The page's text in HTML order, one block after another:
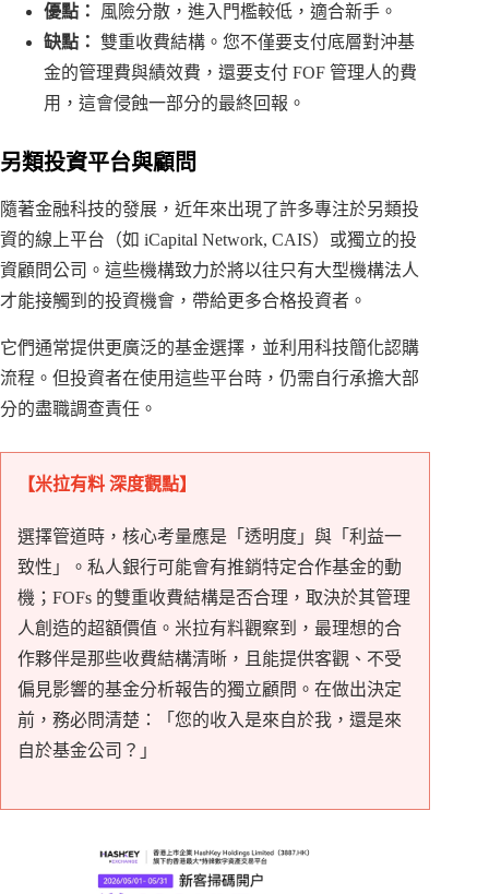
優點：
風險分散，進入門檻較低，適合新手。
缺點： 雙重收費結構。您不僅要支付底層對沖基
金的管理費與績效費，還要支付 FOF 管理人的費
用，這會侵蝕一部分的最終回報。
另類投資平台與顧問
隨著金融科技的發展，近年來出現了許多專注於另類投
資的線上平台（如 iCapital Network, CAIS）或獨立的投
資顧問公司。這些機構致力於將以往只有大型機構法人
才能接觸到的投資機會，帶給更多合格投資者。
它們通常提供更廣泛的基金選擇，並利用科技簡化認購
流程。但投資者在使用這些平台時，仍需自行承擔大部
分的盡職調查責任。
【米拉有料 深度觀點】
選擇管道時，核心考量應是「透明度」與「利益一
致性」。私人銀行可能會有推銷特定合作基金的動
機；FOFs 的雙重收費結構是否合理，取決於其管理
人創造的超額價值。米拉有料觀察到，最理想的合
作夥伴是那些收費結構清晰，且能提供客觀、不受
偏見影響的基金分析報告的獨立顧問。在做出決定
前，務必問清楚：「您的收入是來自於我，還是來
自於基金公司？」